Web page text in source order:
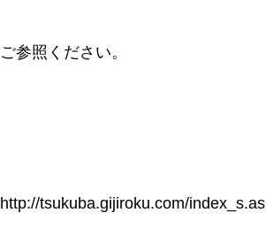
ご参照ください。
http://tsukuba.gijiroku.com/